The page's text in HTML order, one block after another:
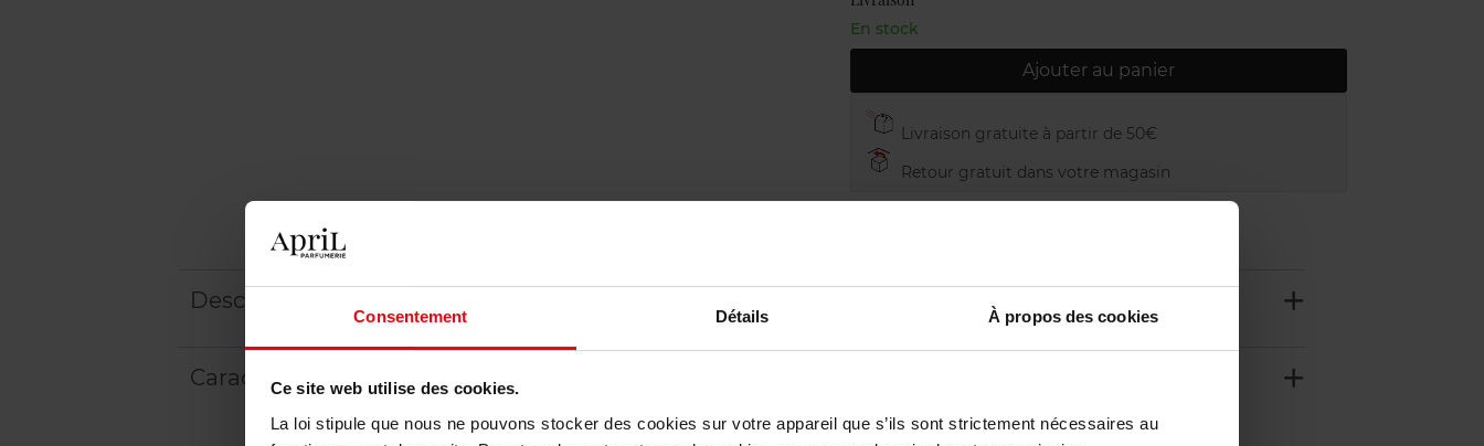
Consentement Détails À propos des cookies
Ce site web utilise des cookies.
La loi stipule que nous ne pouvons stocker des cookies sur votre appareil que s’ils sont strictement nécessaires au
En stock
Ajouter au panier
Livraison gratuite à partir de 50€
Retour gratuit dans votre magasin
Description
Caractéristiques